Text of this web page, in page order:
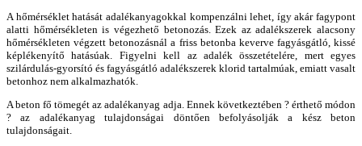
A hőmérséklet hatását adalékanyagokkal kompenzálni lehet, így akár fagypont
alatti hőmérsékleten is végezhető betonozás. Ezek az adalékszerek alacsony
hőmérsékleten végzett betonozásnál a friss betonba keverve fagyásgátló, kissé
képlékenyítő hatásúak. Figyelni kell az adalék összetételére, mert egyes
szilárdulás-gyorsító és fagyásgátló adalékszerek klorid tartalmúak, emiatt vasalt
betonhoz nem alkalmazhatók.
A beton fő tömegét az adalékanyag adja. Ennek következtében ? érthető módon
? az adalékanyag tulajdonságai döntően befolyásolják a kész beton
tulajdonságait.